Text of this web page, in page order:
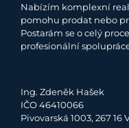
Nabízím komplexní
pomohu prodat nebo
Postarám se o celý
profesionální
Ing. Zdeněk Hašek
IČO 46410066
Pivovarská 1003, 267 16